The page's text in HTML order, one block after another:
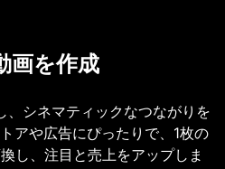
画を作成
、シネマティックなつながりを
アや広告にぴったりで、1枚の
し、注目と売上をアップしま